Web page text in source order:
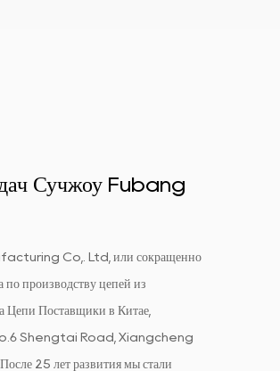
Сучжоу Fubang
Co,. Ltd, или сокращенно
производству цепей из
Цепи Поставщики в Китае,
No.6 Shengtai Road, Xiangcheng
25 лет развития мы стали